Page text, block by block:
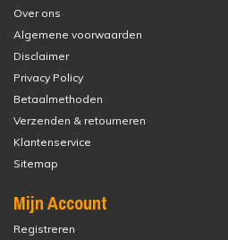
Over ons
Algemene voorwaarden
Disclaimer
Privacy Policy
Betaalmethoden
Verzenden & retourneren
Klantenservice
Sitemap
Mijn Account
Registreren